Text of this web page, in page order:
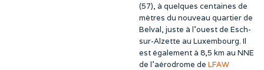
(57), à quelques centaines de
mètres du nouveau quartier de
Belval, juste à l’ouest de Esch-
sur-Alzette au Luxembourg. Il
est également à 8,5 km au NNE
de l’aérodrome de LFAW